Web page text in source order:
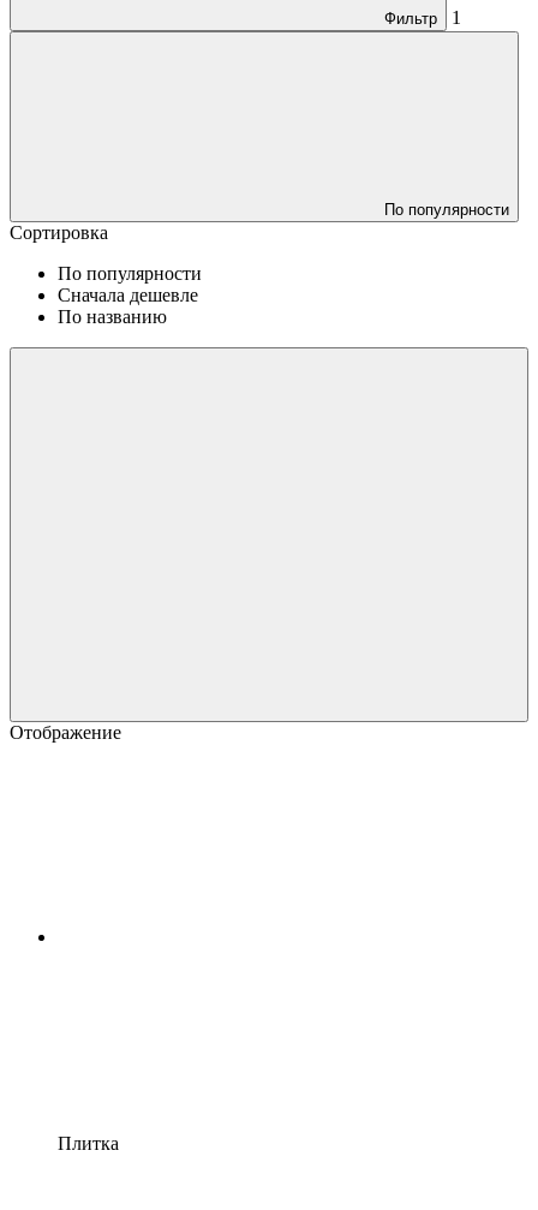
Фильтр 1
По популярности
Сортировка
По популярности
Сначала дешевле
По названию
Отображение
Плитка